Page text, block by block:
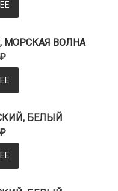
МОРСКАЯ ВОЛНА
БЕЛЫЙ